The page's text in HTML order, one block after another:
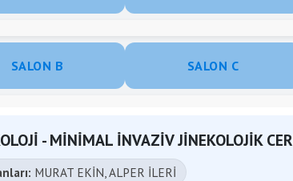
SALON B SALON C
- MİNİMAL İNVAZİV JİNEKOLOJİK
MURAT EKİN, ALPER İLERİ